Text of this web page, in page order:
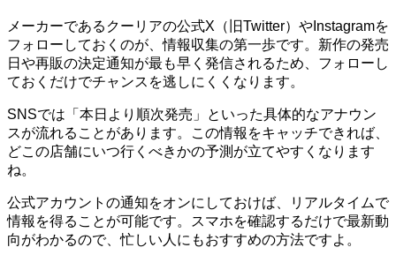
メーカーであるクーリアの公式X（旧Twitter）やInstagramを
フォローしておくのが、情報収集の第一歩です。新作の発売
日や再販の決定通知が最も早く発信されるため、フォローし
ておくだけでチャンスを逃しにくくなります。
SNSでは「本日より順次発売」といった具体的なアナウン
スが流れることがあります。この情報をキャッチできれば、
どこの店舗にいつ行くべきかの予測が立てやすくなります
ね。
公式アカウントの通知をオンにしておけば、リアルタイムで
情報を得ることが可能です。スマホを確認するだけで最新動
向がわかるので、忙しい人にもおすすめの方法ですよ。